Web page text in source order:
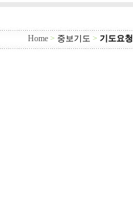
Home > 중보기도 > 기도요청